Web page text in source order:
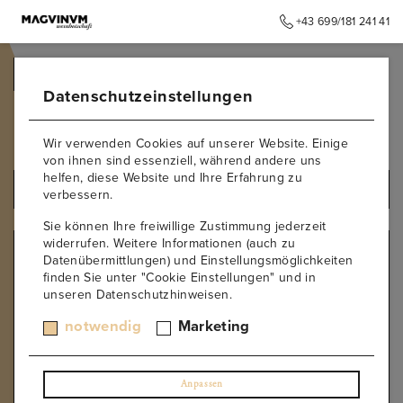
+43 699/181 241 41
Mittelburgenland
GEBIET
Carnuntum
Kamptal
Kremstal
Thermenregion
Traisental
Wagram
Datenschutzeinstellungen
Wir verwenden Cookies auf unserer Website. Einige
von ihnen sind essenziell, während andere uns
helfen, diese Website und Ihre Erfahrung zu
verbessern.
Sie können Ihre freiwillige Zustimmung jederzeit
widerrufen. Weitere Informationen (auch zu
Datenübermittlungen) und Einstellungsmöglichkeiten
finden Sie unter "Cookie Einstellungen" und in
unseren Datenschutzhinweisen.
notwendig Marketing
Anpassen